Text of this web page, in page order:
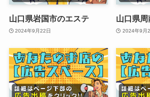
山口県岩国市のエステ
2024年9月22日
山口県
2024年9月